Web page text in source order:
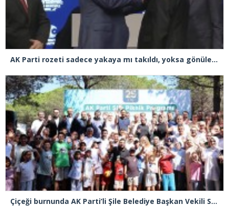
AK Parti rozeti sadece yakaya mı takıldı, yoksa gönüle takılmadı mı?
Çiçeği burnunda AK Parti’li Şile Belediye Başkan Vekili Sacit Terzi, teşkilatlarla piknikte buluştu